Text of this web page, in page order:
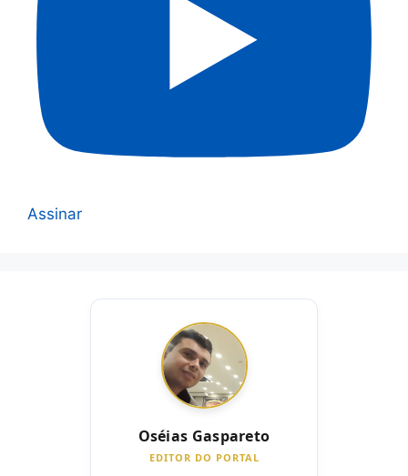
Assinar
Oséias Gaspareto
EDITOR DO PORTAL